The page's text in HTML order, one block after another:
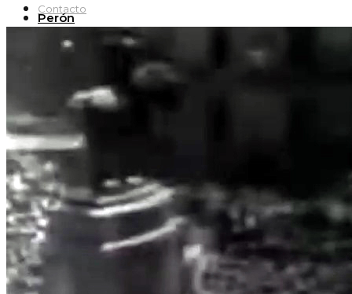
Contacto
Perón
Documentos
Curso Evita Capitana
Efemérides